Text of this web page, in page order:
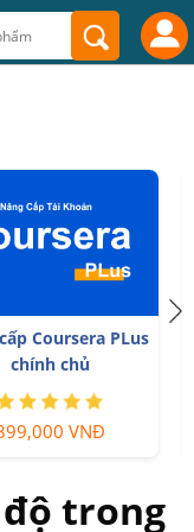
Coursera PLus
chính chủ
VNĐ
trong